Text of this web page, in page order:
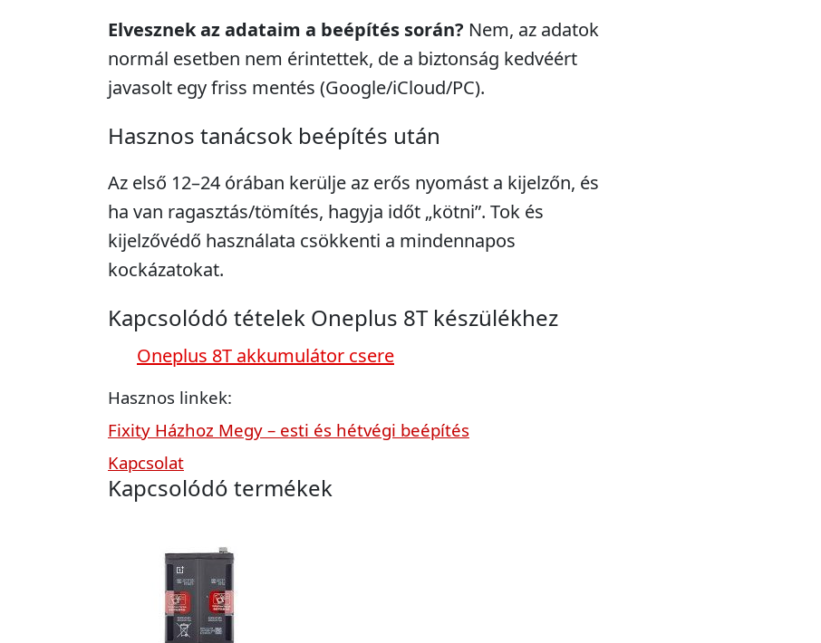
Elvesznek az adataim a beépítés során? Nem, az adatok
normál esetben nem érintettek, de a biztonság kedvéért
javasolt egy friss mentés (Google/iCloud/PC).
Hasznos tanácsok beépítés után
Az első 12–24 órában kerülje az erős nyomást a kijelzőn, és
ha van ragasztás/tömítés, hagyja időt „kötni”. Tok és
kijelzővédő használata csökkenti a mindennapos
kockázatokat.
Kapcsolódó tételek Oneplus 8T készülékhez
Oneplus 8T akkumulátor csere
Hasznos linkek:
Fixity Házhoz Megy – esti és hétvégi beépítés
Kapcsolat
Kapcsolódó termékek